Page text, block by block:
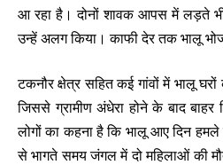
आ रहा है। दोनों शावक आपस में लड़ते
उन्हें अलग किया। काफी देर तक भालू
टकनौर क्षेत्र सहित कई गांवों में भालू
जिससे ग्रामीण अंधेरा होने के बाद
लोगों का कहना है कि भालू आए दिन
से भागते समय जंगल में दो महिलाओं की